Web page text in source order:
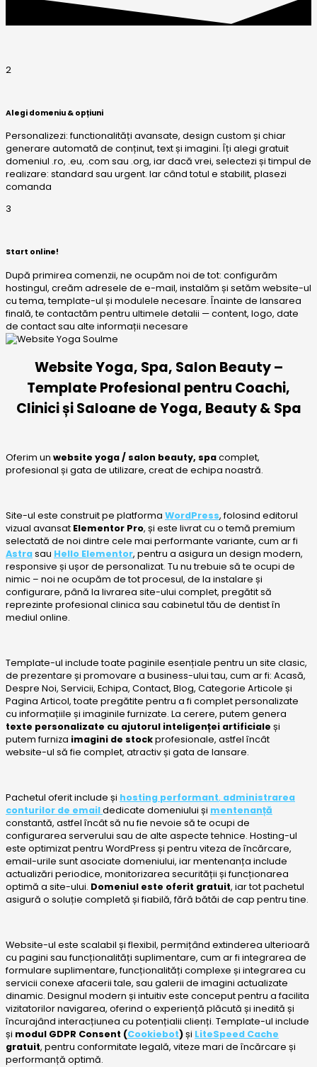
2
Alegi domeniu & opțiuni
Personalizezi: functionalități avansate, design custom și chiar
generare automată de conținut, text și imagini. Îți alegi gratuit
domeniul .ro, .eu, .com sau .org, iar dacă vrei, selectezi și timpul de
realizare: standard sau urgent. Iar când totul e stabilit, plasezi
comanda
3
Start online!
După primirea comenzii, ne ocupăm noi de tot: configurăm
hostingul, creăm adresele de e-mail, instalăm și setăm website-ul
cu tema, template-ul și modulele necesare. Înainte de lansarea
finală, te contactăm pentru ultimele detalii — content, logo, date
de contact sau alte informații necesare
Website Yoga, Spa, Salon Beauty –
Template Profesional pentru Coachi,
Clinici și Saloane de Yoga, Beauty & Spa
Oferim un website yoga / salon beauty, spacomplet,
profesional și gata de utilizare, creat de echipa noastră.
Site-ul este construit pe platforma WordPress, folosind editorul
vizual avansat Elementor Pro, și este livrat cu o temă premium
selectată de noi dintre cele mai performante variante, cum ar fi
Astrasau Hello Elementor, pentru a asigura un design modern,
responsive și ușor de personalizat. Tu nu trebuie să te ocupi de
nimic – noi ne ocupăm de tot procesul, de la instalare și
configurare, până la livrarea site-ului complet, pregătit să
reprezinte profesional clinica sau cabinetul tău de dentist în
mediul online.
Template-ul include toate paginile esențiale pentru un site clasic,
de prezentare și promovare a business-ului tau, cum ar fi: Acasă,
Despre Noi, Servicii, Echipa, Contact, Blog, Categorie Articole și
Pagina Articol, toate pregătite pentru a fi complet personalizate
cu informațiile și imaginile furnizate. La cerere, putem genera
texte personalizate cu ajutorul inteligenței artificiale și
putem furniza imagini de stockprofesionale, astfel încât
website-ul să fie complet, atractiv și gata de lansare.
Pachetul oferit include și hosting performant, administrarea
conturilor de emaildedicate domeniului și mentenanță
constantă, astfel încât să nu fie nevoie să te ocupi de
configurarea serverului sau de alte aspecte tehnice. Hosting-ul
este optimizat pentru WordPress și pentru viteza de încărcare,
email-urile sunt asociate domeniului, iar mentenanța include
actualizări periodice, monitorizarea securității și funcționarea
optimă a site-ului. Domeniul este oferit gratuit, iar tot pachetul
asigură o soluție completă și fiabilă, fără bătăi de cap pentru tine.
Website-ul este scalabil și flexibil, permițând extinderea ulterioară
cu pagini sau funcționalități suplimentare, cum ar fi integrarea de
formulare suplimentare, funcționalități complexe și integrarea cu
servicii conexe afacerii tale, sau galerii de imagini actualizate
dinamic. Designul modern și intuitiv este conceput pentru a facilita
vizitatorilor navigarea, oferind o experiență plăcută și inedită și
încurajând interacțiunea cu potențialii clienți. Template-ul include
și modul GDPR Consent (Cookiebot)și LiteSpeed Cache
gratuit, pentru conformitate legală, viteze mari de încărcare și
performanță optimă.